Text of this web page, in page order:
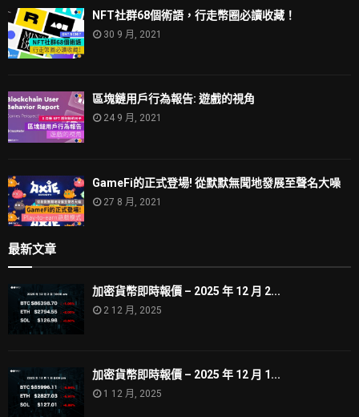
NFT社群68個術語，行走幣圈必讀收藏！
30 9 月, 2021
區塊鏈用戶行為報告: 遊戲的視角
24 9 月, 2021
GameFi的正式登場! 從默默無聞地發展至聲名大噪
27 8 月, 2021
最新文章
加密貨幣即時報價 – 2025 年 12 月 2...
2 12 月, 2025
加密貨幣即時報價 – 2025 年 12 月 1...
1 12 月, 2025